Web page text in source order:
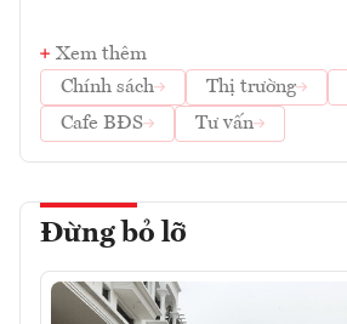
Xem thêm
Chính sách
Thị trường
Cafe BĐS
Tư vấn
Đừng bỏ lỡ